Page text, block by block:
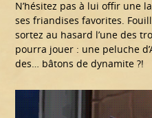
N’hésitez pas à lui offir une
ses friandises favorites.
sortez au hasard l’une des
pourra jouer : une peluche
des… bâtons de dynamite ?!